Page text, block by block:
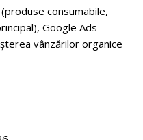
consumabile,
Google Ads
vânzărilor organice